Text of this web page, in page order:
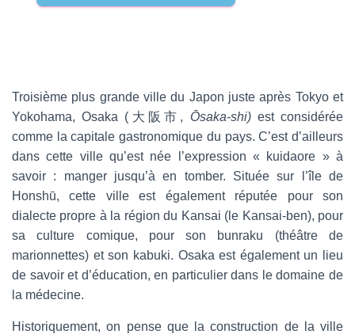
s
a
i
Troisième plus grande ville du Japon juste après Tokyo et
Yokohama, Osaka (大阪市, Ōsaka-shi) est considérée
comme la capitale gastronomique du pays. C’est d’ailleurs
dans cette ville qu’est née l’expression « kuidaore » à
savoir : manger jusqu’à en tomber. Située sur l’île de
Honshū, cette ville est également réputée pour son
dialecte propre à la région du Kansai (le Kansai-ben), pour
sa culture comique, pour son bunraku (théâtre de
marionnettes) et son kabuki. Osaka est également un lieu
de savoir et d’éducation, en particulier dans le domaine de
la médecine.
Historiquement, on pense que la construction de la ville